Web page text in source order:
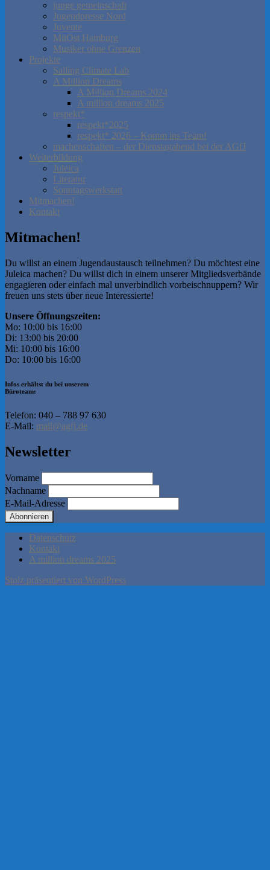
junge gemeinschaft
Jugendpresse Nord
Juvente
MitOst Hamburg
Musiker ohne Grenzen
Projekte
Sailing Climate Lab
A Million Dreams
A Million Dreams 2024
A million dreams 2025
respekt*
respekt*2025
respekt* 2026 – Komm ins Team!
machenschaften – der Dienstagabend bei der AGfJ
Weiterbildung
Juleica
Literatur
Sonntagswerkstatt
Mitmachen!
Kontakt
Mitmachen!
Du willst an einem Jugendaustausch teilnehmen? Du möchtest eine
Juleica machen? Du willst dich in einem unserer Mitgliedsverbände
engagieren oder einfach mal unverbindlich vorbeischnuppern? Wir
freuen uns stets über neue Interessierte!
Unsere Öffnungszeiten:
Mo: 10:00 bis 16:00
Di: 13:00 bis 20:00
Mi: 10:00 bis 16:00
Do: 10:00 bis 16:00
Infos erhältst du bei unserem
Büroteam:
Telefon: 040 – 788 97 630
E-Mail: mail@agfj.de
Newsletter
Vorname
Nachname
E-Mail-Adresse
Datenschutz
Kontakt
A million dreams 2025
Stolz präsentiert von WordPress